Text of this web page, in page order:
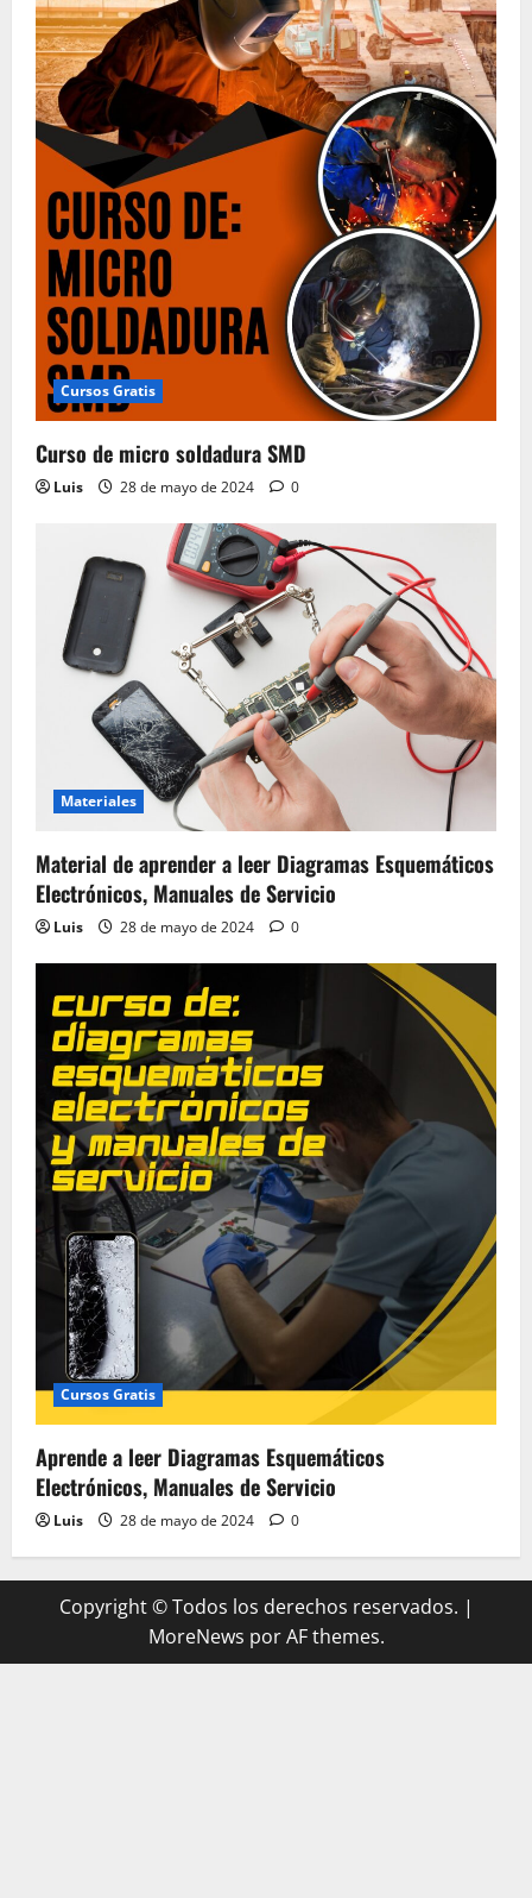
Cursos Gratis
Curso de micro soldadura SMD
Luis 28 de mayo de 2024 0
Materiales
Material de aprender a leer Diagramas Esquemáticos
Electrónicos, Manuales de Servicio
Luis 28 de mayo de 2024 0
Cursos Gratis
Aprende a leer Diagramas Esquemáticos
Electrónicos, Manuales de Servicio
Luis 28 de mayo de 2024 0
Copyright © Todos los derechos reservados. |
MoreNews por AF themes.